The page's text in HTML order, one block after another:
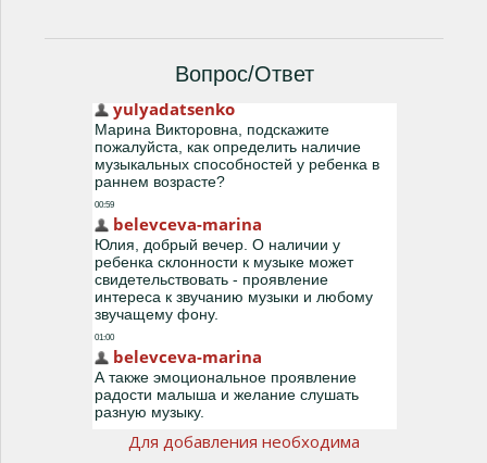
Вопрос/Ответ
Для добавления необходима